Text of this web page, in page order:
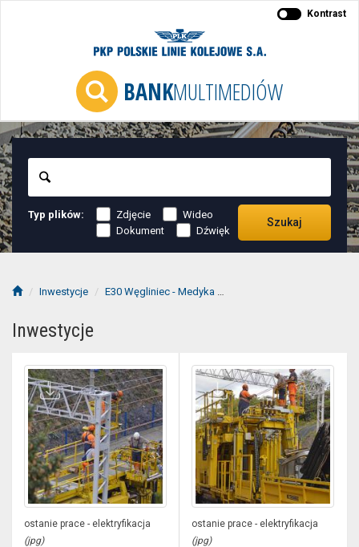
BANKMULTIMEDIÓW
Kontrast
Typ plików: Zdjęcie
Wideo
Dokument
Dźwięk
Szukaj
Inwestycje E30 Węgliniec - Medyka
Inwestycje
ostanie prace - elektryfikacja
(jpg)
ostanie prace - elektryfikacja
(jpg)